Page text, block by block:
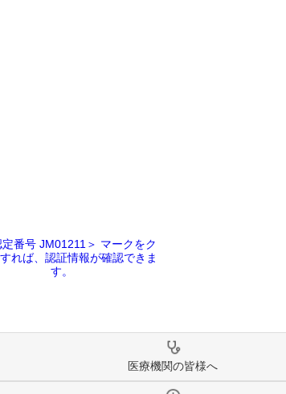
医療機関の皆様へ